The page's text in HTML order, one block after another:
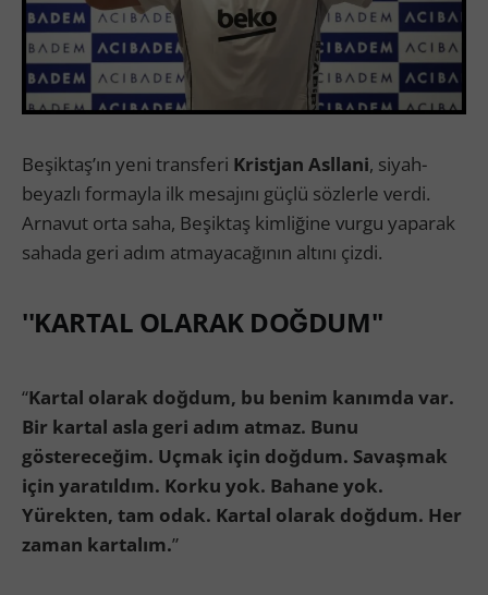
Beşiktaş’ın yeni transferi Kristjan Asllani, siyah-
beyazlı formayla ilk mesajını güçlü sözlerle verdi.
Arnavut orta saha, Beşiktaş kimliğine vurgu yaparak
sahada geri adım atmayacağının altını çizdi.
''KARTAL OLARAK DOĞDUM''
“Kartal olarak doğdum, bu benim kanımda var.
Bir kartal asla geri adım atmaz. Bunu
göstereceğim. Uçmak için doğdum. Savaşmak
için yaratıldım. Korku yok. Bahane yok.
Yürekten, tam odak. Kartal olarak doğdum. Her
zaman kartalım.”